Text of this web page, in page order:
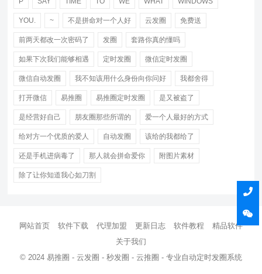
YOU. ~ 不是拼命对一个人好 云发圈 免费送
前两天都改一次密码了 发圈 套路你真的懂吗
如果下次我们能够相遇 定时发圈 微信定时发圈
微信自动发圈 我不知该用什么身份向你问好 我都舍得
打开微信 易推圈 易推圈定时发圈 是又被盗了
是经营好自己 朋友圈那些所谓的 爱一个人最好的方式
给对方一个优质的爱人 自动发圈 该给的我都给了
还是手机进病毒了 那人就会拼命爱你 附图片素材
除了让你知道我心如刀割
网站首页 软件下载 代理加盟 更新日志 软件教程
精品软件
关于我们
© 2024 易推圈 - 云发圈 - 秒发圈 - 云推圈 - 专业自动定时发圈系统